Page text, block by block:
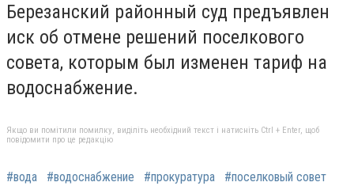
Березанский районный суд предъявлен
иск об отмене решений поселкового
совета, которым был изменен тариф на
водоснабжение.
Якщо ви помітили помилку, виділіть необхідний текст і натисніть Ctrl + Enter, щоб
повідомити про це редакцію
#вода #водоснабжение #прокуратура #поселковый совет